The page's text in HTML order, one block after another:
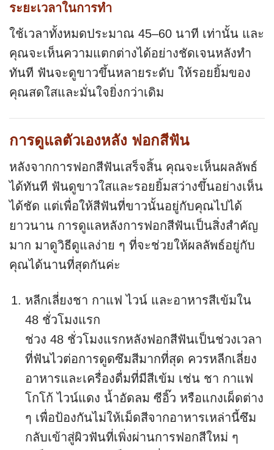
ระยะเวลาในการทำ
ใช้เวลาทั้งหมดประมาณ 45–60 นาที เท่านั้น และ
คุณจะเห็นความแตกต่างได้อย่างชัดเจนหลังทำ
ทันที ฟันจะดูขาวขึ้นหลายระดับ ให้รอยยิ้มของ
คุณสดใสและมั่นใจยิ่งกว่าเดิม
การดูแลตัวเองหลัง ฟอกสีฟัน
หลังจากการฟอกสีฟันเสร็จสิ้น คุณจะเห็นผลลัพธ์
ได้ทันที ฟันดูขาวใสและรอยยิ้มสว่างขึ้นอย่างเห็น
ได้ชัด แต่เพื่อให้สีฟันที่ขาวนั้นอยู่กับคุณไปได้
ยาวนาน การดูแลหลังการฟอกสีฟันเป็นสิ่งสำคัญ
มาก มาดูวิธีดูแลง่าย ๆ ที่จะช่วยให้ผลลัพธ์อยู่กับ
คุณได้นานที่สุดกันค่ะ
หลีกเลี่ยงชา กาแฟ ไวน์ และอาหารสีเข้มใน
48 ชั่วโมงแรก
ช่วง 48 ชั่วโมงแรกหลังฟอกสีฟันเป็นช่วงเวลา
ที่ฟันไวต่อการดูดซึมสีมากที่สุด ควรหลีกเลี่ยง
อาหารและเครื่องดื่มที่มีสีเข้ม เช่น ชา กาแฟ
โกโก้ ไวน์แดง น้ำอัดลม ซีอิ๊ว หรือแกงเผ็ดต่าง
ๆ เพื่อป้องกันไม่ให้เม็ดสีจากอาหารเหล่านี้ซึม
กลับเข้าสู่ผิวฟันที่เพิ่งผ่านการฟอกสีใหม่ ๆ